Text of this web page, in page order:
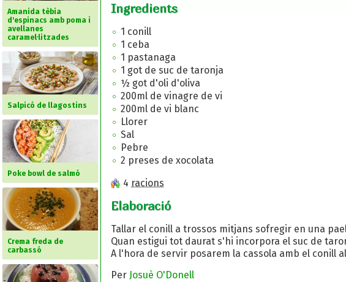
Amanida tèbia
d'espinacs amb poma i
avellanes
caramel·litzades
Salpicó de llagostins
Poke bowl de salmó
Crema freda de
carbassó
Ingredients
1 conill
1 ceba
1 pastanaga
1 got de suc de taronja
½ got d'oli d'oliva
200ml de vinagre de vi
200ml de vi blanc
Llorer
Sal
Pebre
2 preses de xocolata
4 racions
Elaboració
Tallar el conill a trossos mitjans sofregir en una
Quan estigui tot daurat s'hi incorpora el suc de
A l'hora de servir posarem la cassola amb el conill
Per Josuè O'Donell